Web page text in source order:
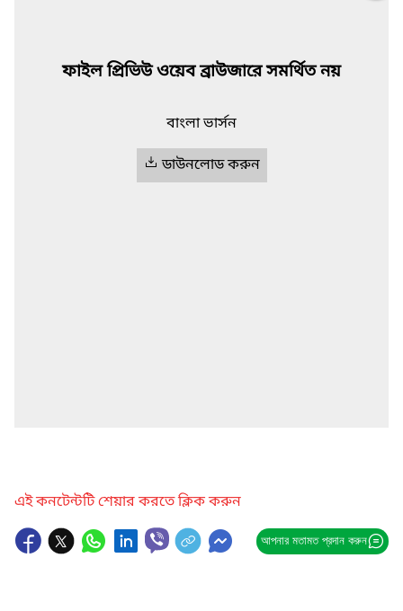
ফাইল প্রিভিউ ওয়েব ব্রাউজারে সমর্থিত নয়
বাংলা ভার্সন
ডাউনলোড করুন
এই কনটেন্টটি শেয়ার করতে ক্লিক করুন
আপনার মতামত প্রদান করুন